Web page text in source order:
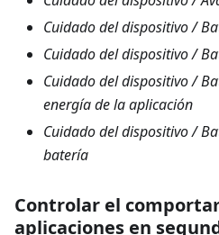
Cuidado del dispositivo /
Cuidado del dispositivo /
Cuidado del dispositivo /
energía de la aplicación
Cuidado del dispositivo /
batería
Controlar el
aplicaciones en